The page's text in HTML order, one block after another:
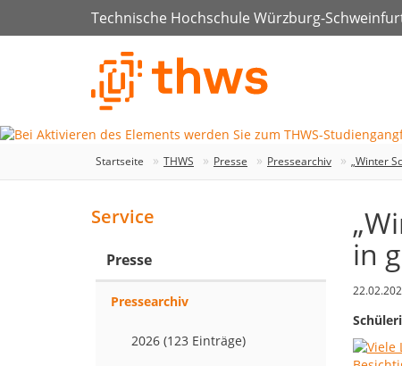
Technische Hochschule Würzburg-
Startseite THWS Presse Pressearchiv „Winter
in
Service
Presse
Pressearchiv
2026 (123 Einträge)